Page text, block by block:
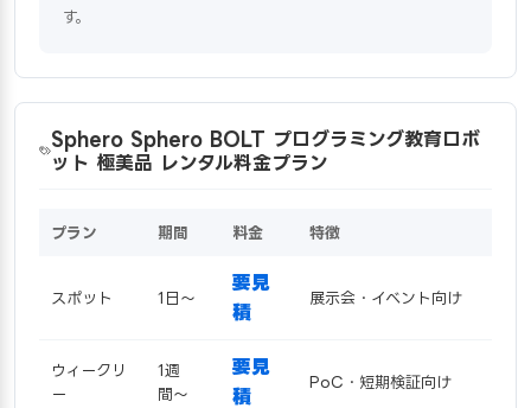
す。
Sphero Sphero BOLT プログラミング教育ロボ
ット 極美品 レンタル料金プラン
プラン 期間 料金 特徴
スポット 1日〜
要見
積
展示会・イベント向け
ウィークリ
ー
1週
間〜
要見
積
PoC・短期検証向け